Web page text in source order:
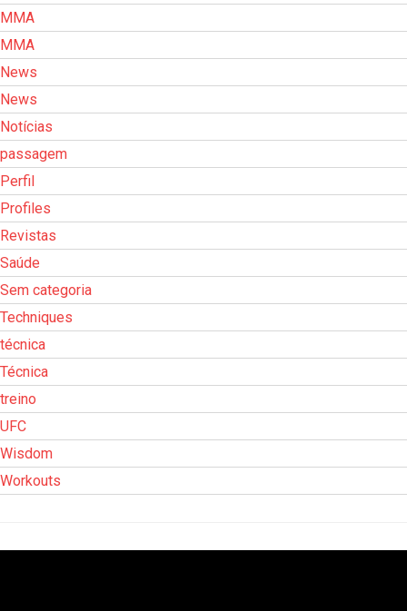
MMA
MMA
News
News
Notícias
passagem
Perfil
Profiles
Revistas
Saúde
Sem categoria
Techniques
técnica
Técnica
treino
UFC
Wisdom
Workouts